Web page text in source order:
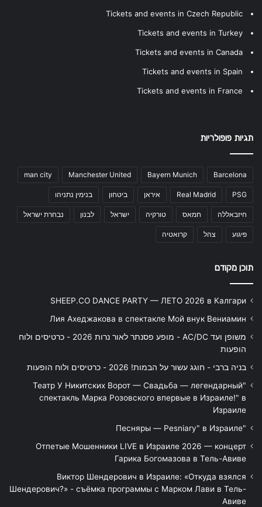
Tickets and events in Czech Republic
Tickets and events in Turkey
Tickets and events in Canada
Tickets and events in Spain
Tickets and events in France
תגיות פופולריות
Barcelona
Bayern Munich
Manchester United
man city
PSG
Real Madrid איראן ביטחון בנימין נתניהו
חיזבאללה חמאס טורקיה ישראל לבנון נבחרת ישראל
פיגוע צהל קרואטיה
תוכן מקודם
SHEEP.CO DANCE PARTY — ЛЕТО 2026 в Калгари
Лия Ахеджакова в спектакле Мой внук Вениамин
משופן ועד AC/DC - מופע פסנתר לאור נרות 2026 - כרטיסים ולוח
הופעות
בניה ברבי - חוגג עשור על הבמות! 2026 - כרטיסים ולוח הופעות
"Театр У Никитских Ворот — Свадьба — легендарный
спектакль Марка Розовского впервые в Израиле!" в
Израиле
"Песняры — Pesniary" в Израиле
Отпетые Мошенники LIVE в Израиле 2026 — концерт
Гарика Богомазова в Тель-Авиве
Виктор Шендерович в Израиле: «Откуда взялся
Шендерович?» - съёмка программы с Марком Лави в Тель-
Авиве